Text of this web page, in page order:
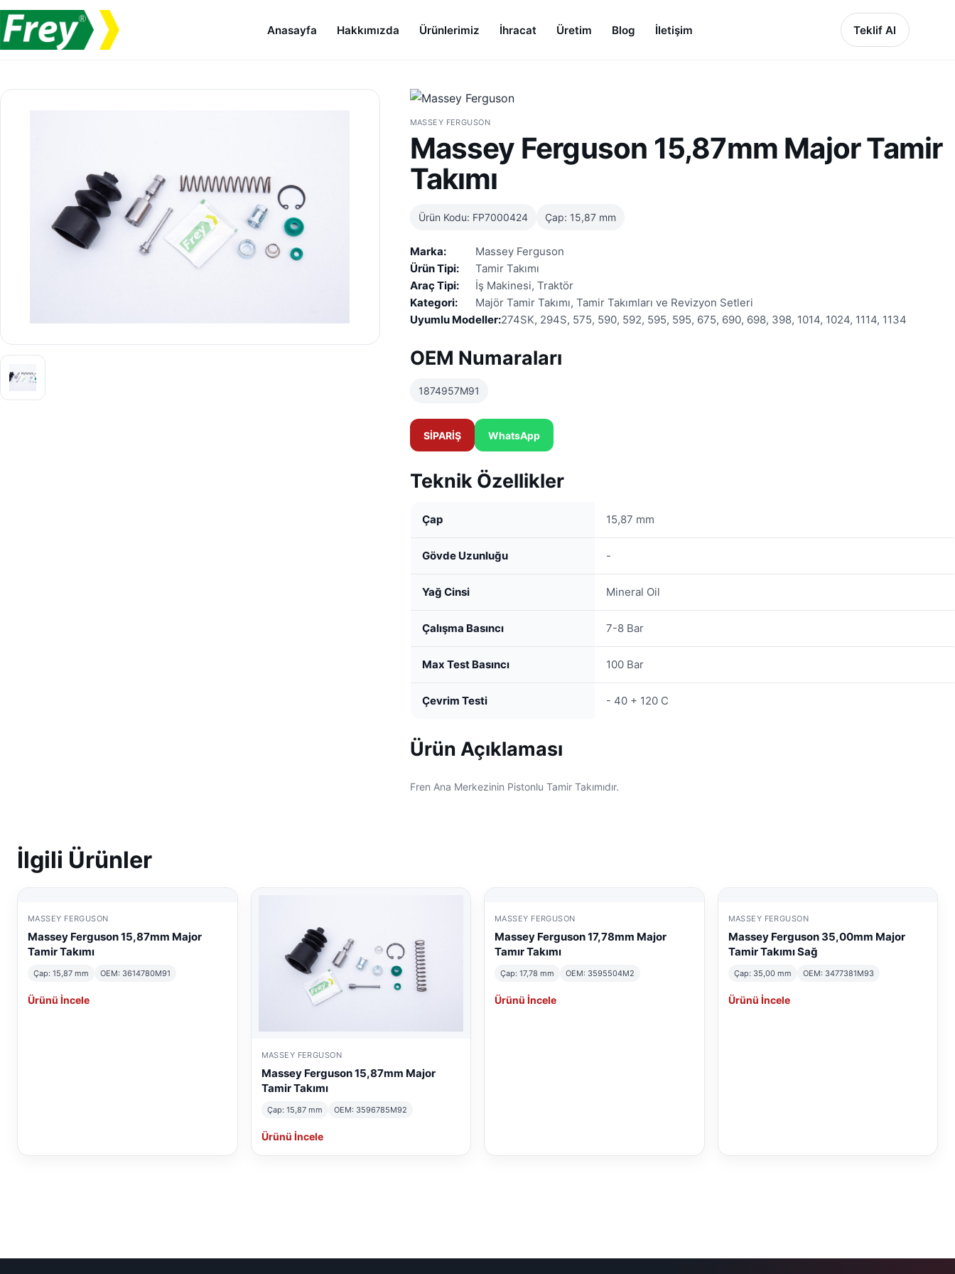
İçeriğe geç
Anasayfa Hakkımızda Ürünlerimiz İhracat Üretim Blog İletişim Teklif Al
MASSEY FERGUSON
Massey Ferguson 15,87mm Major Tamir
Takımı
Ürün Kodu: FP7000424 Çap: 15,87 mm
Marka:
Massey Ferguson
Ürün Tipi:
Tamir Takımı
Araç Tipi:
İş Makinesi, Traktör
Kategori:
Majör Tamir Takımı, Tamir Takımları ve Revizyon Setleri
Uyumlu Modeller:274SK, 294S, 575, 590, 592, 595, 595, 675, 690, 698, 398, 1014, 1024, 1114, 1134
OEM Numaraları
1874957M91
SİPARİŞ WhatsApp
Teknik Özellikler
Çap 15,87 mm
Gövde Uzunluğu -
Yağ Cinsi Mineral Oil
Çalışma Basıncı 7-8 Bar
Max Test Basıncı 100 Bar
Çevrim Testi - 40 + 120 C
Ürün Açıklaması
Fren Ana Merkezinin Pistonlu Tamir Takımıdır.
İlgili Ürünler
MASSEY FERGUSON
Massey Ferguson 15,87mm Major
Tamir Takımı
Çap: 15,87 mm OEM: 3614780M91
Ürünü İncele
MASSEY FERGUSON
Massey Ferguson 15,87mm Major
Tamir Takımı
Çap: 15,87 mm OEM: 3596785M92
Ürünü İncele
MASSEY FERGUSON
Massey Ferguson 17,78mm Major
Tamır Takımı
Çap: 17,78 mm OEM: 3595504M2
Ürünü İncele
MASSEY FERGUSON
Massey Ferguson 35,00mm Major
Tamir Takımı Sağ
Çap: 35,00 mm OEM: 3477381M93
Ürünü İncele